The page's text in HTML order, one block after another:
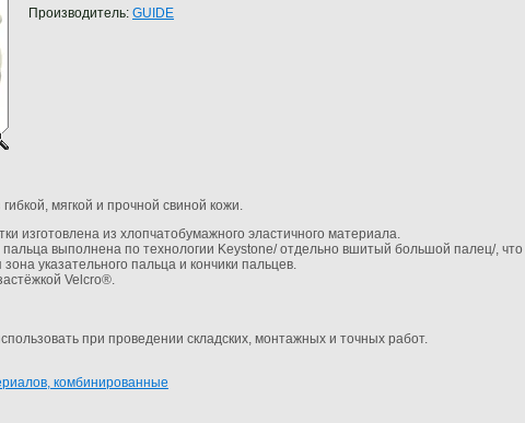
Производитель: GUIDE
мягкой и прочной свиной кожи.
изготовлена из хлопчатобумажного эластичного материала.
выполнена по технологии Keystone/ отдельно вшитый большой палец/,
указательного пальца и кончики пальцев.
Velcro®.
при проведении складских, монтажных и точных работ.
комбинированные